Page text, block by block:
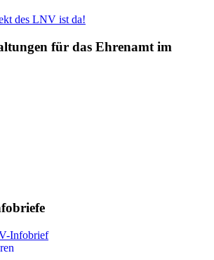
des LNV ist da!
für das Ehrenamt im